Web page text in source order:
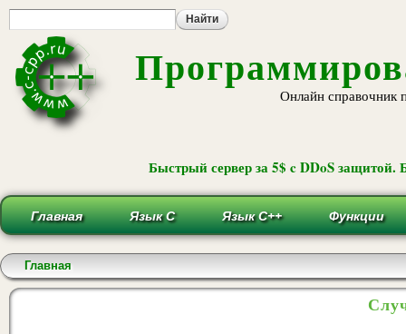
Онлайн справочник
Быстрый сервер за 5$ c DDoS защитой.
Главная Язык С Язык С++ Функции
Вы здесь
Главная